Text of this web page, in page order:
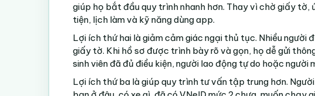
giúp họ bắt đầu quy trình nhanh hơn. Thay vì chờ giấy tờ,
tiện, lịch làm và kỹ năng dùng app.
Lợi ích thứ hai là giảm cảm giác ngại thủ tục. Nhiều người
giấy tờ. Khi hồ sơ được trình bày rõ và gọn, họ dễ gửi
sinh viên đã đủ điều kiện, người lao động tự do hoặc người
Lợi ích thứ ba là giúp quy trình tư vấn tập trung hơn.